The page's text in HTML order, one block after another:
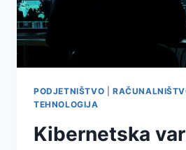
PODJETNIŠTVO
TEHNOLOGIJA
Kibernetska